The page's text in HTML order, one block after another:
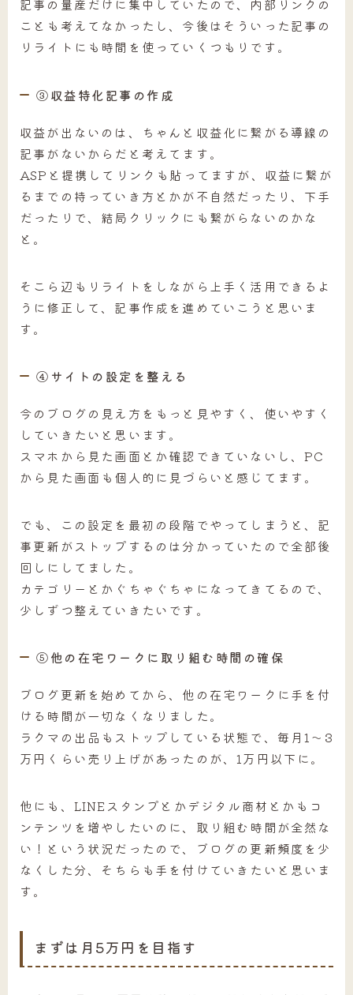
記事の量産だけに集中していたので、内部リンクの
ことも考えてなかったし、今後はそういった記事の
リライトにも時間を使っていくつもりです。
③収益特化記事の作成
収益が出ないのは、ちゃんと収益化に繋がる導線の
記事がないからだと考えてます。
ASPと提携してリンクも貼ってますが、収益に繋が
るまでの持っていき方とかが不自然だったり、下手
だったりで、結局クリックにも繋がらないのかな
と。
そこら辺もリライトをしながら上手く活用できるよ
うに修正して、記事作成を進めていこうと思いま
す。
④サイトの設定を整える
今のブログの見え方をもっと見やすく、使いやすく
していきたいと思います。
スマホから見た画面とか確認できていないし、PC
から見た画面も個人的に見づらいと感じてます。
でも、この設定を最初の段階でやってしまうと、記
事更新がストップするのは分かっていたので全部後
回しにしてました。
カテゴリーとかぐちゃぐちゃになってきてるので、
少しずつ整えていきたいです。
⑤他の在宅ワークに取り組む時間の確保
ブログ更新を始めてから、他の在宅ワークに手を付
ける時間が一切なくなりました。
ラクマの出品もストップしている状態で、毎月1～3
万円くらい売り上げがあったのが、1万円以下に。
他にも、LINEスタンプとかデジタル商材とかもコ
ンテンツを増やしたいのに、取り組む時間が全然な
い！という状況だったので、ブログの更新頻度を少
なくした分、そちらも手を付けていきたいと思いま
す。
まずは月5万円を目指す